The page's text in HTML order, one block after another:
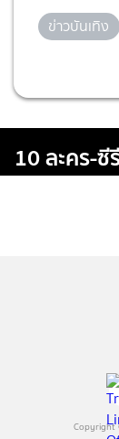
ข่าวบันเทิง
10 ละคร-
Copyright